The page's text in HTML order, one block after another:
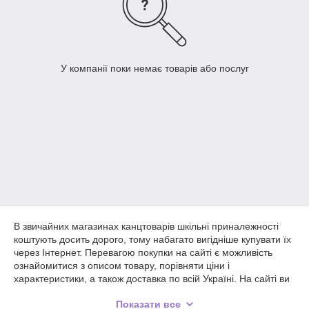
У компанії поки немає товарів або послуг
В звичайних магазинах канцтоварів шкільні приналежності
коштують досить дорого, тому набагато вигідніше купувати їх
через Інтернет. Перевагою покупки на сайті є можливість
ознайомитися з описом товару, порівняти ціни і
характеристики, а також доставка по всій Україні. На сайті ви
виробників і зможете підібрати саме ту продукцію, яка буде
Показати все